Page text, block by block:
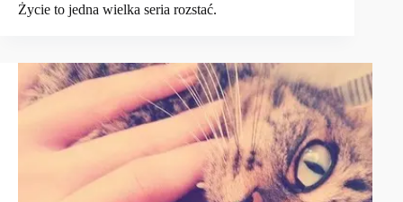
Życie to jedna wielka seria rozstać.